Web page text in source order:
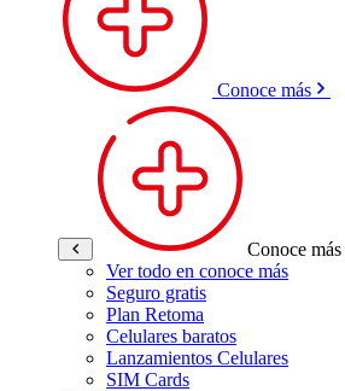
Conoce más
Conoce más
Ver todo en conoce más
Seguro gratis
Plan Retoma
Celulares baratos
Lanzamientos Celulares
SIM Cards